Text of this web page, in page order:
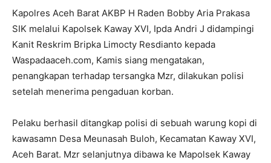
Kapolres Aceh Barat AKBP H Raden Bobby Aria Prakasa
SIK melalui Kapolsek Kaway XVI, Ipda Andri J didampingi
Kanit Reskrim Bripka Limocty Resdianto kepada
Waspadaaceh.com, Kamis siang mengatakan,
penangkapan terhadap tersangka Mzr, dilakukan polisi
setelah menerima pengaduan korban.
Pelaku berhasil ditangkap polisi di sebuah warung kopi di
kawasamn Desa Meunasah Buloh, Kecamatan Kaway XVI,
Aceh Barat. Mzr selanjutnya dibawa ke Mapolsek Kaway